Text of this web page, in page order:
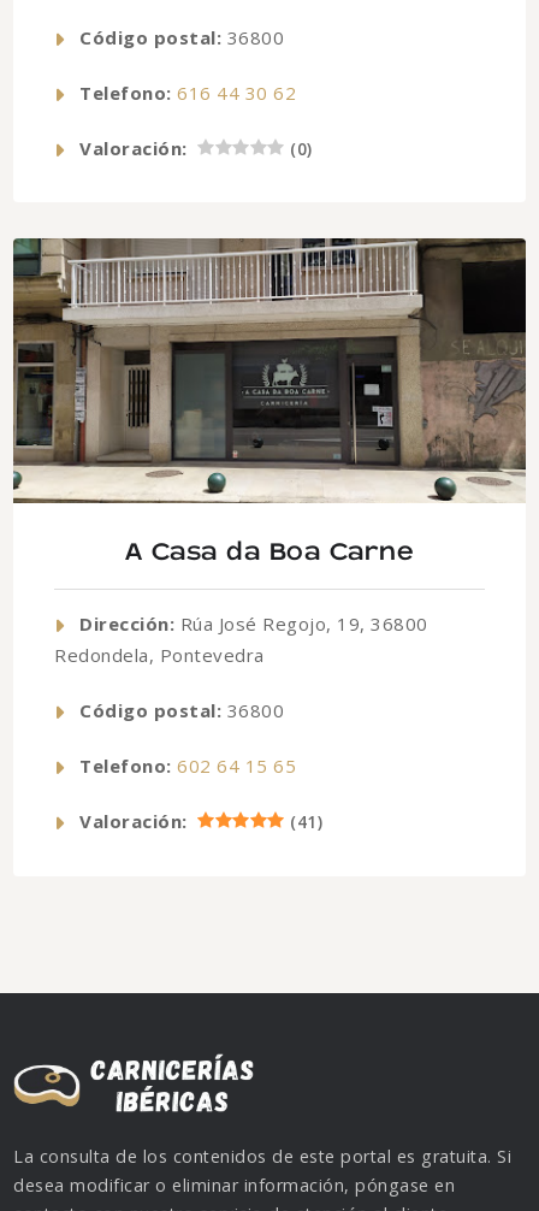
Código postal: 36800
Telefono: 616 44 30 62
Valoración: (0)
A Casa da Boa Carne
Dirección: Rúa José Regojo, 19, 36800
Redondela, Pontevedra
Código postal: 36800
Telefono: 602 64 15 65
Valoración: (41)
La consulta de los contenidos de este portal es gratuita. Si
desea modificar o eliminar información, póngase en